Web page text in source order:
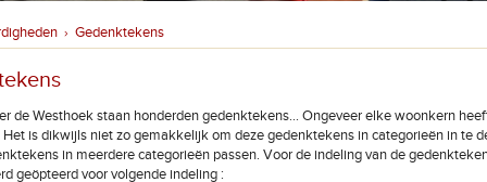
› Gedenktekens
de Westhoek staan honderden gedenktekens… Ongeveer elke woonkern
is dikwijls niet zo gemakkelijk om deze gedenktekens in categorieën in te
in meerdere categorieën passen. Voor de indeling van de
geöpteerd voor volgende indeling :